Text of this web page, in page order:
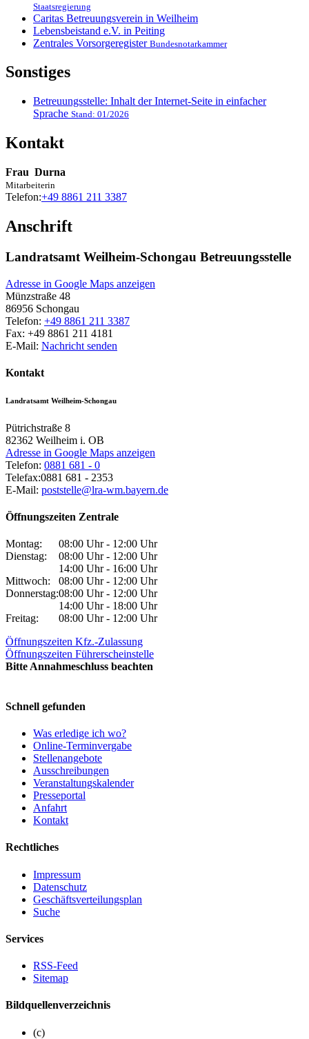
Staatsregierung
Caritas Betreuungsverein in Weilheim
Lebensbeistand e.V. in Peiting
Zentrales Vorsorgeregister Bundesnotarkammer
Sonstiges
Betreuungsstelle: Inhalt der Internet-Seite in einfacher
Sprache Stand: 01/2026
Kontakt
Frau Durna
Mitarbeiterin
Telefon:+49 8861 211 3387
Anschrift
Landratsamt Weilheim-Schongau Betreuungsstelle
Adresse in Google Maps anzeigen
Münzstraße 48
86956 Schongau
Telefon: +49 8861 211 3387
Fax: +49 8861 211 4181
E-Mail: Nachricht senden
Kontakt
Landratsamt Weilheim-Schongau
Pütrichstraße 8
82362 Weilheim i. OB
Adresse in Google Maps anzeigen
Telefon: 0881 681 - 0
Telefax:0881 681 - 2353
E-Mail: poststelle@lra-wm.bayern.de
Öffnungszeiten Zentrale
Montag:
08:00 Uhr - 12:00 Uhr
Dienstag:
08:00 Uhr - 12:00 Uhr
14:00 Uhr - 16:00 Uhr
Mittwoch:
08:00 Uhr - 12:00 Uhr
Donnerstag:08:00 Uhr - 12:00 Uhr
14:00 Uhr - 18:00 Uhr
Freitag:
08:00 Uhr - 12:00 Uhr
Öffnungszeiten Kfz.-Zulassung
Öffnungszeiten Führerscheinstelle
Bitte Annahmeschluss beachten
Schnell gefunden
Was erledige ich wo?
Online-Terminvergabe
Stellenangebote
Ausschreibungen
Veranstaltungskalender
Presseportal
Anfahrt
Kontakt
Rechtliches
Impressum
Datenschutz
Geschäftsverteilungsplan
Suche
Services
RSS-Feed
Sitemap
Bildquellenverzeichnis
(c)